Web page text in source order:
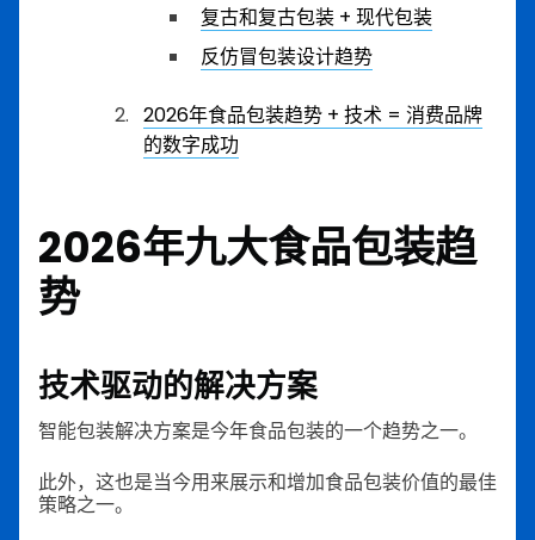
复古和复古包装 + 现代包装
反仿冒包装设计趋势
2026年食品包装趋势 + 技术 = 消费品牌
的数字成功
2026年九大食品包装趋
势
技术驱动的解决方案
智能包装解决方案是今年食品包装的一个趋势之一。
此外，这也是当今用来展示和增加食品包装价值的最佳
策略之一。